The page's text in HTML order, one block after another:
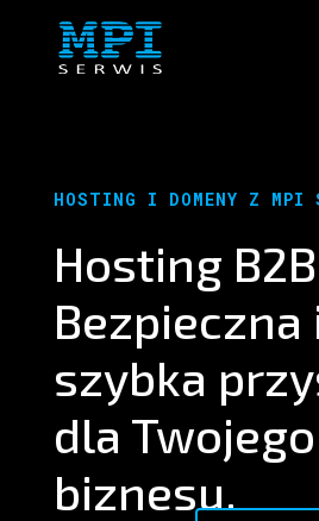
HOSTING I DOMENY Z MPI
Hosting
Bezpieczna
szybka
dla Twojego
biznesu.